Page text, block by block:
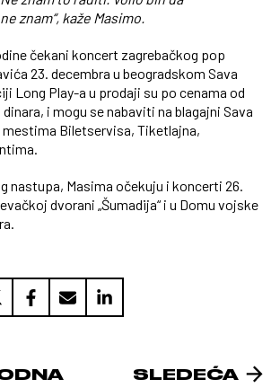
znam“, kaže Masimo.
čekani koncert zagrebačkog pop
23. decembra u beogradskom Sava
Long Play-a u prodaji su po cenama od
dinara, i mogu se nabaviti na blagajni Sava
Biletservisa, Tiketlajna,
nastupa, Masima očekuju i koncerti 26.
dvorani „Šumadija“ i u Domu vojske
SLEDEĆA